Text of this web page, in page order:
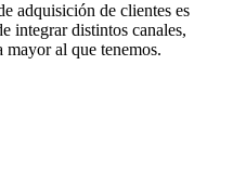
adquisición de clientes es
integrar distintos canales,
mayor al que tenemos.